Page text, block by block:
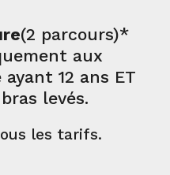
(2 parcours)*
aux
12 ans ET
levés.
les tarifs.